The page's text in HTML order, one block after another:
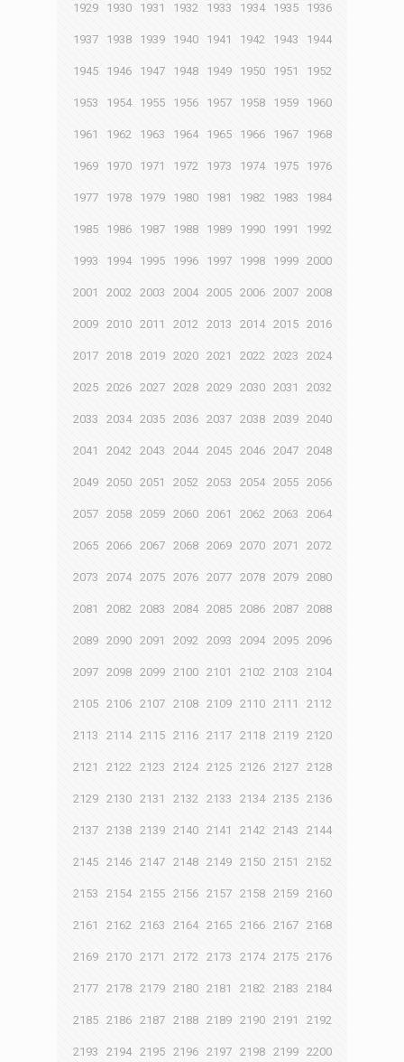
1929 1930 1931 1932 1933 1934 1935 1936
1937 1938 1939 1940 1941 1942 1943 1944
1945 1946 1947 1948 1949 1950 1951 1952
1953 1954 1955 1956 1957 1958 1959 1960
1961 1962 1963 1964 1965 1966 1967 1968
1969 1970 1971 1972 1973 1974 1975 1976
1977 1978 1979 1980 1981 1982 1983 1984
1985 1986 1987 1988 1989 1990 1991 1992
1993 1994 1995 1996 1997 1998 1999 2000
2001 2002 2003 2004 2005 2006 2007 2008
2009 2010 2011 2012 2013 2014 2015 2016
2017 2018 2019 2020 2021 2022 2023 2024
2025 2026 2027 2028 2029 2030 2031 2032
2033 2034 2035 2036 2037 2038 2039 2040
2041 2042 2043 2044 2045 2046 2047 2048
2049 2050 2051 2052 2053 2054 2055 2056
2057 2058 2059 2060 2061 2062 2063 2064
2065 2066 2067 2068 2069 2070 2071 2072
2073 2074 2075 2076 2077 2078 2079 2080
2081 2082 2083 2084 2085 2086 2087 2088
2089 2090 2091 2092 2093 2094 2095 2096
2097 2098 2099 2100 2101 2102 2103 2104
2105 2106 2107 2108 2109 2110 2111 2112
2113 2114 2115 2116 2117 2118 2119 2120
2121 2122 2123 2124 2125 2126 2127 2128
2129 2130 2131 2132 2133 2134 2135 2136
2137 2138 2139 2140 2141 2142 2143 2144
2145 2146 2147 2148 2149 2150 2151 2152
2153 2154 2155 2156 2157 2158 2159 2160
2161 2162 2163 2164 2165 2166 2167 2168
2169 2170 2171 2172 2173 2174 2175 2176
2177 2178 2179 2180 2181 2182 2183 2184
2185 2186 2187 2188 2189 2190 2191 2192
2193 2194 2195 2196 2197 2198 2199 2200